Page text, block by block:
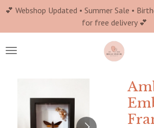
Ga
naar
de
💕 Webshop Updated • Summer Sale •
for free delivery 💕